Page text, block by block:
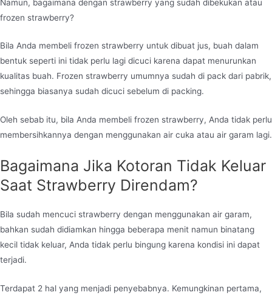
Namun, bagaimana dengan strawberry yang sudah dibekukan atau
frozen strawberry?
Bila Anda membeli frozen strawberry untuk dibuat jus, buah dalam
bentuk seperti ini tidak perlu lagi dicuci karena dapat menurunkan
kualitas buah. Frozen strawberry umumnya sudah di pack dari pabrik,
sehingga biasanya sudah dicuci sebelum di packing.
Oleh sebab itu, bila Anda membeli frozen strawberry, Anda tidak perlu
membersihkannya dengan menggunakan air cuka atau air garam lagi.
Bagaimana Jika Kotoran Tidak Keluar
Saat Strawberry Direndam?
Bila sudah mencuci strawberry dengan menggunakan air garam,
bahkan sudah didiamkan hingga beberapa menit namun binatang
kecil tidak keluar, Anda tidak perlu bingung karena kondisi ini dapat
terjadi.
Terdapat 2 hal yang menjadi penyebabnya. Kemungkinan pertama,